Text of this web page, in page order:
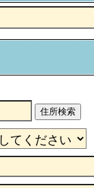
住所検索